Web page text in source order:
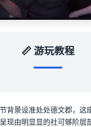
📏 游玩教程
背景设准处处德文郡，这
现由明显显的社可够阶层